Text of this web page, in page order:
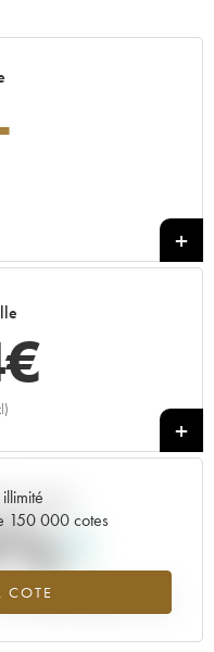
€
+
150 000 cotes
COTE
la cote
2026 par rapport à 2025